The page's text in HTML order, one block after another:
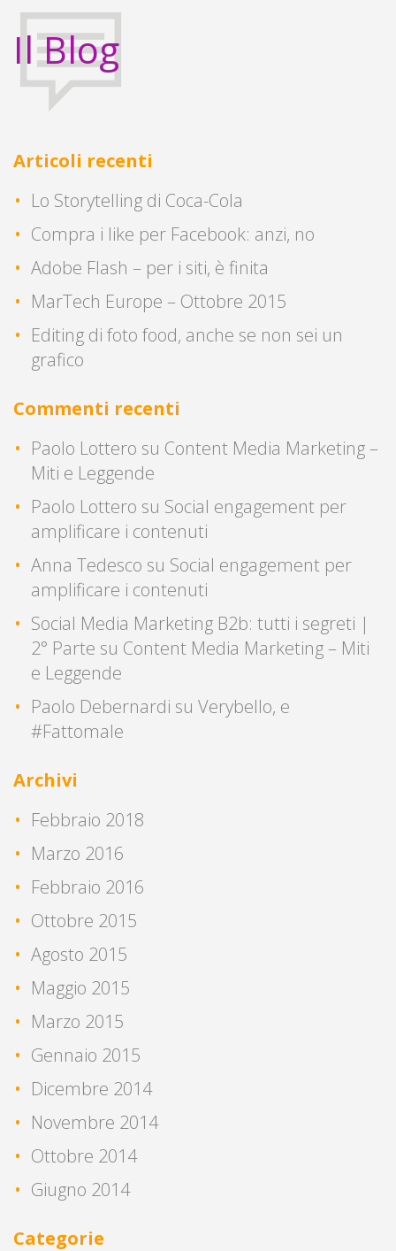
Il Blog
Articoli recenti
Lo Storytelling di Coca-Cola
Compra i like per Facebook: anzi, no
Adobe Flash – per i siti, è finita
MarTech Europe – Ottobre 2015
Editing di foto food, anche se non sei un
grafico
Commenti recenti
Paolo Lottero su Content Media Marketing –
Miti e Leggende
Paolo Lottero su Social engagement per
amplificare i contenuti
Anna Tedesco su Social engagement per
amplificare i contenuti
Social Media Marketing B2b: tutti i segreti |
2° Parte su Content Media Marketing – Miti
e Leggende
Paolo Debernardi su Verybello, e
#Fattomale
Archivi
Febbraio 2018
Marzo 2016
Febbraio 2016
Ottobre 2015
Agosto 2015
Maggio 2015
Marzo 2015
Gennaio 2015
Dicembre 2014
Novembre 2014
Ottobre 2014
Giugno 2014
Categorie